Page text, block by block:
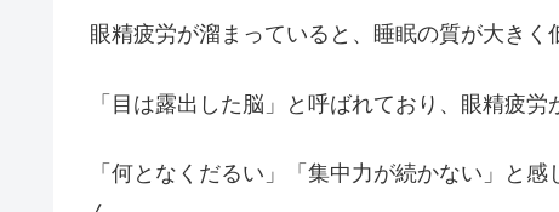
眼精疲労が溜まっていると、睡眠の質が大きく
「目は露出した脳」と呼ばれており、眼精疲
「何となくだるい」「集中力が続かない」と